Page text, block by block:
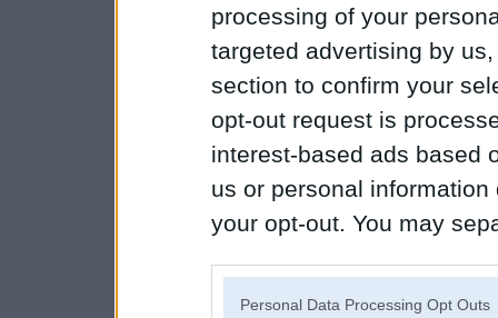
processing of your
targeted advertising by
section to confirm your
opt-out request is
interest-based ads based
us or personal
your opt-out. You may
Personal Data Processing Opt Outs